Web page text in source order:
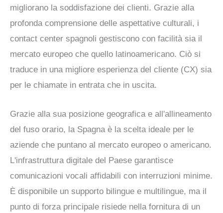
migliorano la soddisfazione dei clienti. Grazie alla
profonda comprensione delle aspettative culturali, i
contact center spagnoli gestiscono con facilità sia il
mercato europeo che quello latinoamericano. Ciò si
traduce in una migliore esperienza del cliente (CX) sia
per le chiamate in entrata che in uscita.
Grazie alla sua posizione geografica e all'allineamento
del fuso orario, la Spagna è la scelta ideale per le
aziende che puntano al mercato europeo o americano.
L'infrastruttura digitale del Paese garantisce
comunicazioni vocali affidabili con interruzioni minime.
È disponibile un supporto bilingue e multilingue, ma il
punto di forza principale risiede nella fornitura di un